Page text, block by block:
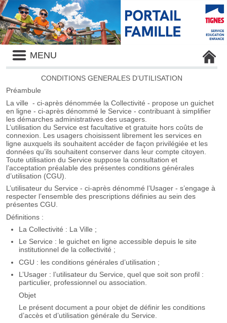
Liste
des
avertissements
MENU
CONDITIONS GENERALES D’UTILISATION
Préambule
La ville - ci-après dénommée la Collectivité - propose un guichet
en ligne - ci-après dénommé le Service - contribuant à simplifier
les démarches administratives des usagers.
L’utilisation du Service est facultative et gratuite hors coûts de
connexion. Les usagers choisissent librement les services en
ligne auxquels ils souhaitent accéder de façon privilégiée et les
données qu’ils souhaitent conserver dans leur compte citoyen.
Toute utilisation du Service suppose la consultation et
l’acceptation préalable des présentes conditions générales
d’utilisation (CGU).
L’utilisateur du Service - ci-après dénommé l’Usager - s’engage à
respecter l’ensemble des prescriptions définies au sein des
présentes CGU.
Définitions :
La Collectivité : La Ville ;
Le Service : le guichet en ligne accessible depuis le site
institutionnel de la collectivité ;
CGU : les conditions générales d’utilisation ;
L’Usager : l’utilisateur du Service, quel que soit son profil :
particulier, professionnel ou association.
Objet
Le présent document a pour objet de définir les conditions
d’accès et d’utilisation générale du Service.